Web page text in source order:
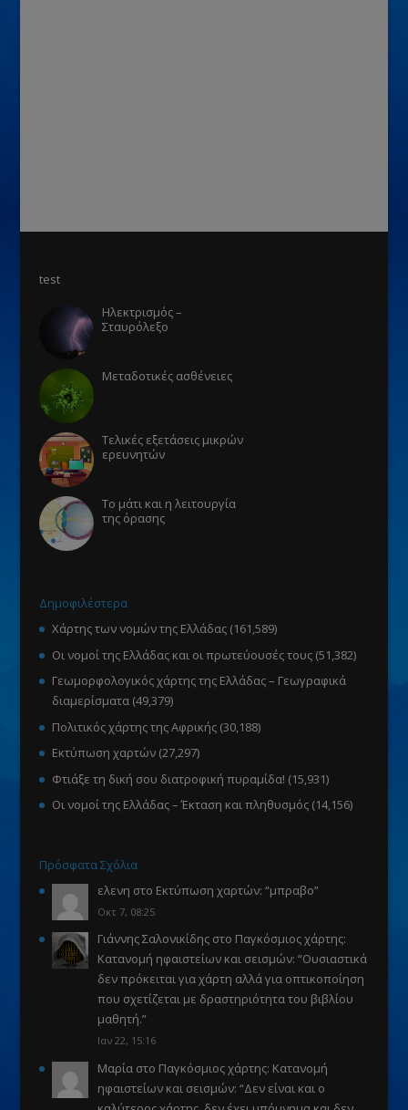
test
Ηλεκτρισμός –
Σταυρόλεξο
Μεταδοτικές ασθένειες
Τελικές εξετάσεις μικρών
ερευνητών
Το μάτι και η λειτουργία
της όρασης
Δημοφιλέστερα
Χάρτης των νομών της Ελλάδας (161,589)
Οι νομοί της Ελλάδας και οι πρωτεύουσές τους (51,382)
Γεωμορφολογικός χάρτης της Ελλάδας – Γεωγραφικά
διαμερίσματα (49,379)
Πολιτικός χάρτης της Αφρικής (30,188)
Εκτύπωση χαρτών (27,297)
Φτιάξε τη δική σου διατροφική πυραμίδα! (15,931)
Οι νομοί της Ελλάδας – Έκταση και πληθυσμός (14,156)
Πρόσφατα Σχόλια
ελενη στο Εκτύπωση χαρτών: “μπραβο”
Οκτ 7, 08:25
Γιάννης Σαλονικίδηςστο Παγκόσμιος χάρτης:
Κατανομή ηφαιστείων και σεισμών: “Ουσιαστικά
δεν πρόκειται για χάρτη αλλά για οπτικοποίηση
που σχετίζεται με δραστηριότητα του βιβλίου
μαθητή.”
Ιαν 22, 15:16
Μαρίαστο Παγκόσμιος χάρτης: Κατανομή
ηφαιστείων και σεισμών: “Δεν είναι και ο